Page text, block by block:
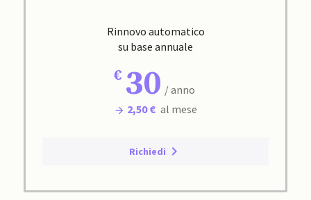
Rinnovo automatico
su base annuale
30 / anno
2,50 € al mese
Richiedi